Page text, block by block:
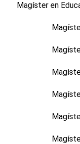
Magíster en